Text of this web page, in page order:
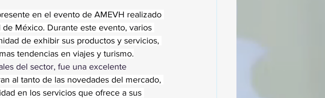
en el evento de AMEVH realizado
México. Durante este evento, varios
de exhibir sus productos y servicios,
tendencias en viajes y turismo.
del sector, fue una excelente
al tanto de las novedades del mercado,
en los servicios que ofrece a sus